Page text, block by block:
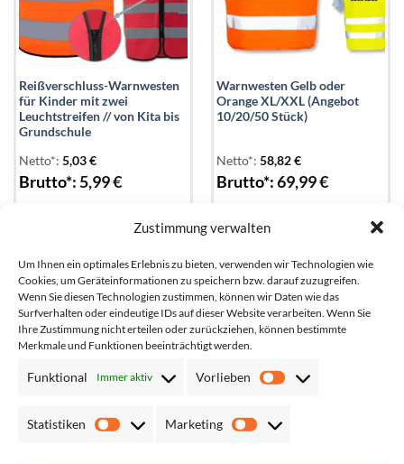
Zustimmung verwalten
Um Ihnen ein optimales Erlebnis zu bieten, verwenden wir Technologien wie
Cookies, um Geräteinformationen zu speichern bzw. darauf zuzugreifen.
Wenn Sie diesen Technologien zustimmen, können wir Daten wie das
Surfverhalten oder eindeutige IDs auf dieser Website verarbeiten. Wenn Sie
Ihre Zustimmung nicht erteilen oder zurückziehen, können bestimmte
Merkmale und Funktionen beeinträchtigt werden.
Funktional Immer aktiv Vorlieben
Vorlieben
Statistiken
Statistiken
Marketing
Marketing
Reißverschluss-Warnwesten
für Kinder mit zwei
Leuchtstreifen // von Kita bis
Grundschule
Netto*: 5,03€
Brutto*:5,99€
Warnwesten Gelb oder
Orange XL/XXL (Angebot
10/20/50 Stück)
Netto*: 58,82€
Brutto*:69,99€
Add to
wishlist
Add to
wishlist